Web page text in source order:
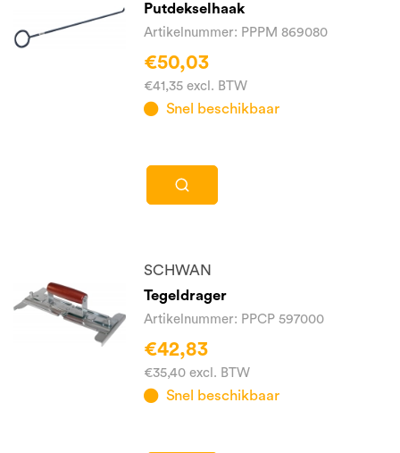
Putdekselhaak
Artikelnummer: PPPM 869080
€50,03
€41,35 excl. BTW
Snel beschikbaar
SCHWAN
Tegeldrager
Artikelnummer: PPCP 597000
€42,83
€35,40 excl. BTW
Snel beschikbaar